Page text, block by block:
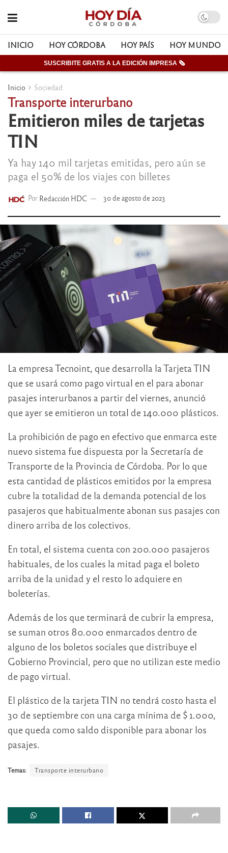
INICIO HOY CÓRDOBA HOY PAÍS HOY MUNDO
SUSCRIBITE GRATIS A LA EDICIÓN IMPRESA 🗞
Inicio Sociedad
Transporte interurbano
Emitieron miles de tarjetas
TIN
Ya hay 140 mil tarjetas emitidas, pero aún se
paga el 50% de los viajes con billetes
Por Redacción HDC 30 de agosto de 2023
La empresa Tecnoint, que desarrolla la Tarjeta TIN
que se usará como pago virtual en el para abonar
pasajes interurbanos a partir del viernes, anunció
que ayer se emitieron un total de 140.000 plásticos.
La prohibición de pago en efectivo que enmarca este
nuevo sistema fue dispuesta por la Secretaría de
Transporte de la Provincia de Córdoba. Por lo que
esta cantidad de plásticos emitidos por la empresa
cubre la totalidad de la demanda potencial de los
pasajeros que habitualmente abonan sus pasajes con
dinero arriba de los colectivos.
En total, el sistema cuenta con 200.000 pasajeros
habituales, de los cuales la mitad paga el boleto
arriba de la unidad y el resto lo adquiere en
boleterías.
Además de los que terminará de cubrir la empresa,
se suman otros 80.000 enmarcados dentro de
alguno de los boletos sociales que distribuye el
Gobierno Provincial, pero que no utilizan este medio
de pago virtual.
El plástico de la tarjeta TIN no tendrá costo hasta el
30 de septiembre con una carga mínima de $ 1.000,
que queda como saldo disponible para abonar los
pasajes.
Temas: Transporte interurbano